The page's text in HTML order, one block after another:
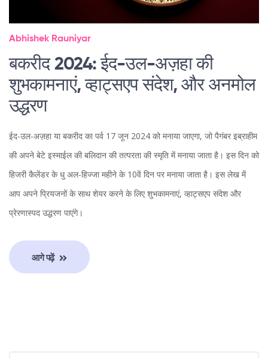
Abhishek Rauniyar
बकरीद 2024: ईद-उल-अज़हा की
शुभकामनाएं, व्हाट्सएप संदेश, और अनमोल
उद्धरण
ईद-उल-अज़हा या बकरीद का पर्व 17 जून 2024 को मनाया जाएगा, जो पैगंबर इब्राहीम
की अपने बेटे इस्माईल की बलिदान की तत्परता की स्मृति में मनाया जाता है। इस दिन को
हिजरी कैलेंडर के धु अल-हिज्जा महीने के 10वें दिन पर मनाया जाता है। इस लेख में
आप अपने प्रियजनों के साथ शेयर करने के लिए शुभकामनाएं, व्हाट्सएप संदेश और
प्रेरणास्पद उद्धरण पाएंगे।
आगे पढ़ें